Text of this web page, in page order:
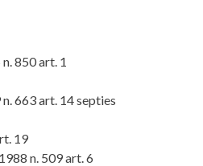
850 art. 1
663 art. 14 septies
19
n. 509 art. 6